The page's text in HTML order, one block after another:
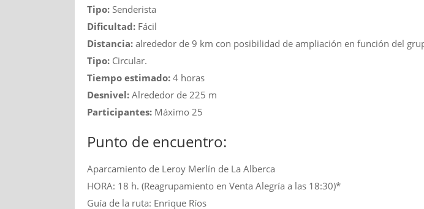
Tipo: Senderista
Dificultad: Fácil
Distancia: alrededor de 9 km con posibilidad de ampliación en función del
Tipo: Circular.
Tiempo estimado: 4 horas
Desnivel: Alrededor de 225 m
Participantes: Máximo 25
Punto de encuentro:
Aparcamiento de Leroy Merlín de La Alberca
HORA: 18 h. (Reagrupamiento en Venta Alegría a las 18:30)*
Guía de la ruta: Enrique Ríos